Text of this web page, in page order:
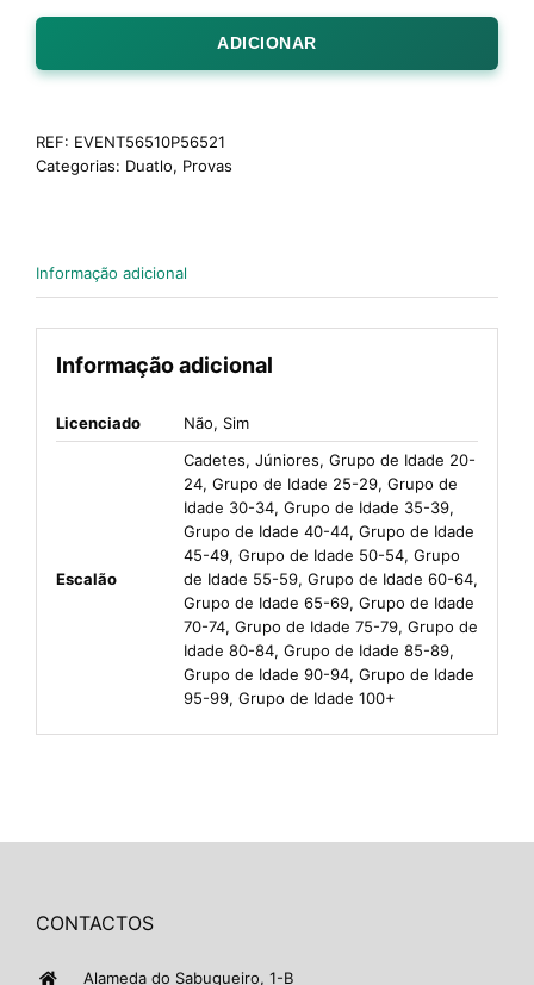
ADICIONAR
REF: EVENT56510P56521
Categorias: Duatlo, Provas
Informação adicional
Informação adicional
Licenciado Não, Sim
Escalão
Cadetes, Júniores, Grupo de Idade 20-
24, Grupo de Idade 25-29, Grupo de
Idade 30-34, Grupo de Idade 35-39,
Grupo de Idade 40-44, Grupo de Idade
45-49, Grupo de Idade 50-54, Grupo
de Idade 55-59, Grupo de Idade 60-64,
Grupo de Idade 65-69, Grupo de Idade
70-74, Grupo de Idade 75-79, Grupo de
Idade 80-84, Grupo de Idade 85-89,
Grupo de Idade 90-94, Grupo de Idade
95-99, Grupo de Idade 100+
CONTACTOS
Alameda do Sabugueiro, 1-B